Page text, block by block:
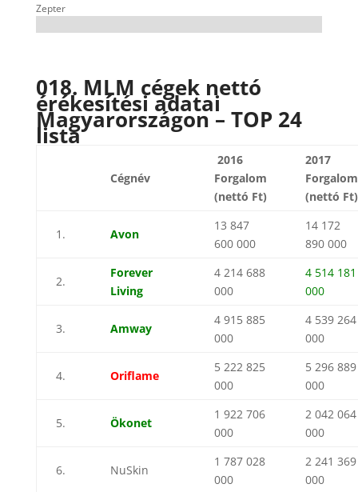
Zepter
018. MLM cégek nettó
érékesítési adatai
Magyarországon – TOP 24
lista
Cégnév
2016
Forgalom
(nettó Ft)
2017
Forgalom
(nettó Ft)
1. Avon
13 847
600 000
14 172
890 000
2.
Forever
Living
4 214 688
000
4 514 181
000
3. Amway
4 915 885
000
4 539 264
000
4. Oriflame
5 222 825
000
5 296 889
000
5. Ökonet
1 922 706
000
2 042 064
000
6. NuSkin
1 787 028
000
2 241 369
000